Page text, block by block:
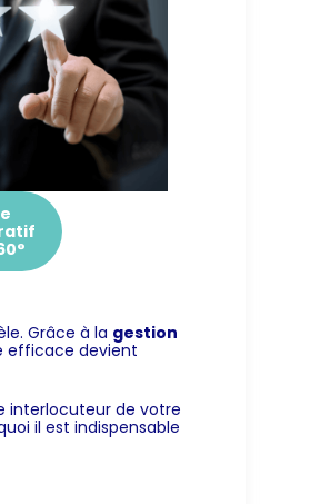
Grâce à la gestion
efficace devient
interlocuteur de votre
il est indispensable